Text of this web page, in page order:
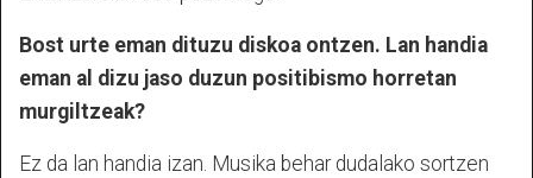
Bost urte eman dituzu diskoa ontzen. Lan handia
eman al dizu jaso duzun positibismo horretan
murgiltzeak?
Ez da lan handia izan. Musika behar dudalako sortzen